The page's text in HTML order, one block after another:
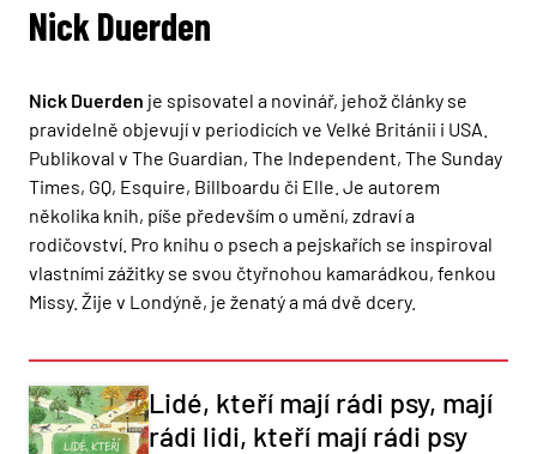
Nick Duerden
Nick Duerden je spisovatel a novinář, jehož články se
pravidelně objevují v periodicích ve Velké Británii i USA.
Publikoval v The Guardian, The Independent, The Sunday
Times, GQ, Esquire, Billboardu či Elle. Je autorem
několika knih, píše především o umění, zdraví a
rodičovství. Pro knihu o psech a pejskařích se inspiroval
vlastními zážitky se svou čtyřnohou kamarádkou, fenkou
Missy. Žije v Londýně, je ženatý a má dvě dcery.
Lidé, kteří mají rádi psy, mají
rádi lidi, kteří mají rádi psy